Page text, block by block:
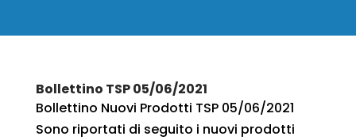
Bollettino TSP 05/06/2021
Bollettino Nuovi Prodotti TSP 05/06/2021
Sono riportati di seguito i nuovi prodotti